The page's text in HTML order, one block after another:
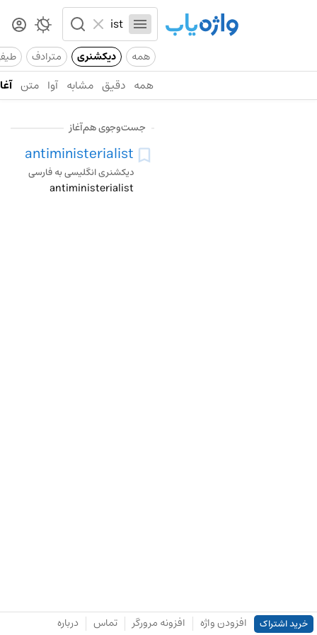
همه دیکشنری مترادف
همه دقیق مشابه آوا متن
جست‌وجوی هم‌آغاز
antiministerialist
دیکشنری انگلیسی به فارسی
antiministerialist
خرید اشتراک افزودن واژه افزونه مرورگر تماس درباره